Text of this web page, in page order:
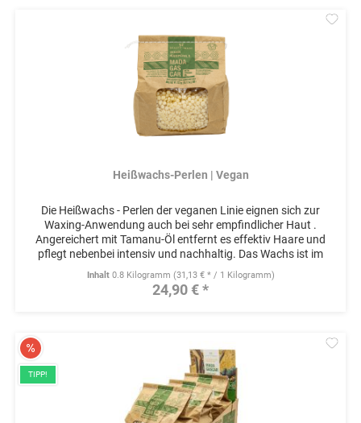
Heißwachs-Perlen | Vegan
Die Heißwachs - Perlen der veganen Linie eignen sich zur
Waxing-Anwendung auch bei sehr empfindlicher Haut .
Angereichert mit Tamanu-Öl entfernt es effektiv Haare und
pflegt nebenbei intensiv und nachhaltig. Das Wachs ist im
Vergleich zu...
Inhalt 0.8 Kilogramm (31,13 € * / 1 Kilogramm)
24,90 € *
TIPP!